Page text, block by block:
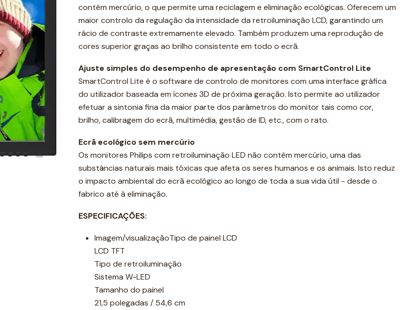
contêm mercúrio, o que permite uma reciclagem e eliminação ecológicas. Oferecem um
maior controlo da regulação da intensidade da retroiluminação LCD, garantindo um
rácio de contraste extremamente elevado. Também produzem uma reprodução de
cores superior graças ao brilho consistente em todo o ecrã.
Ajuste simples do desempenho de apresentação com SmartControl Lite
SmartControl Lite é o software de controlo de monitores com uma interface gráfica
do utilizador baseada em ícones 3D de próxima geração. Isto permite ao utilizador
efetuar a sintonia fina da maior parte dos parâmetros do monitor tais como cor,
brilho, calibragem do ecrã, multimédia, gestão de ID, etc., com o rato.
Ecrã ecológico sem mercúrio
Os monitores Philips com retroiluminação LED não contêm mercúrio, uma das
substâncias naturais mais tóxicas que afeta os seres humanos e os animais. Isto reduz
o impacto ambiental do ecrã ecológico ao longo de toda a sua vida útil - desde o
fabrico até à eliminação.
ESPECIFICAÇÕES:
Imagem/visualizaçãoTipo de painel LCD
LCD TFT
Tipo de retroiluminação
Sistema W-LED
Tamanho do painel
21,5 polegadas / 54,6 cm